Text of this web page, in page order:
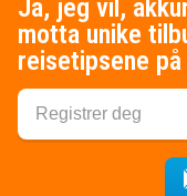
Ja, jeg vil,
motta unike
reisetipsene